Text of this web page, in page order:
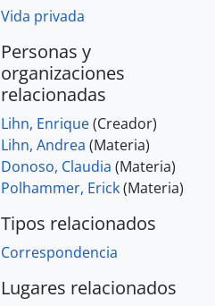
Vida privada
Personas y
organizaciones
relacionadas
Lihn, Enrique(Creador)
Lihn, Andrea (Materia)
Donoso, Claudia (Materia)
Polhammer, Erick(Materia)
Tipos relacionados
Correspondencia
Lugares relacionados